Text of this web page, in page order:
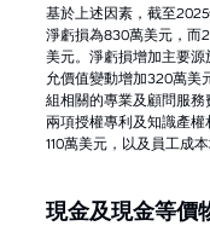
基於上述因素，截至2025
淨虧損為830萬美元，而
美元。淨虧損增加主要
允價值變動增加320萬美
組相關的專業及顧問服務
兩項授權專利及知識產
110萬美元，以及員工成本
現金及現金等價